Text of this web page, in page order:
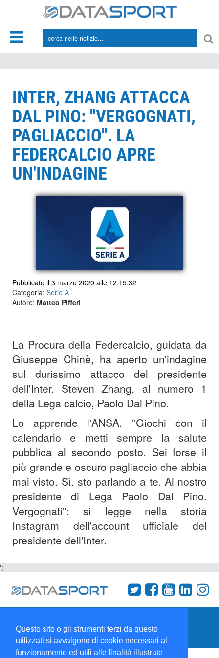
Questo sito o gli strumenti terzi da questo
utilizzati si avvalgono di cookie necessari al
funzionamento ed utili alle finalità illustrate
INTER, ZHANG ATTACCA
DAL PINO: "VERGOGNATI,
PAGLIACCIO". LA
FEDERCALCIO APRE
UN'INDAGINE
Pubblicato il 3 marzo 2020 alle 12:15:32
Categoria: Serie A
Autore: Matteo Pifferi
La Procura della Federcalcio, guidata da
Giuseppe Chinè, ha aperto un'indagine
sul durissimo attacco del presidente
dell'Inter, Steven Zhang, al numero 1
della Lega calcio, Paolo Dal Pino.
Lo apprende l'ANSA. ''Giochi con il
calendario e metti sempre la salute
pubblica al secondo posto. Sei forse il
più grande e oscuro pagliaccio che abbia
mai visto. Sì, sto parlando a te. Al nostro
presidente di Lega Paolo Dal Pino.
Vergognati'': si legge nella storia
Instagram dell'account ufficiale del
presidente dell'Inter.
';
Collabora con noi